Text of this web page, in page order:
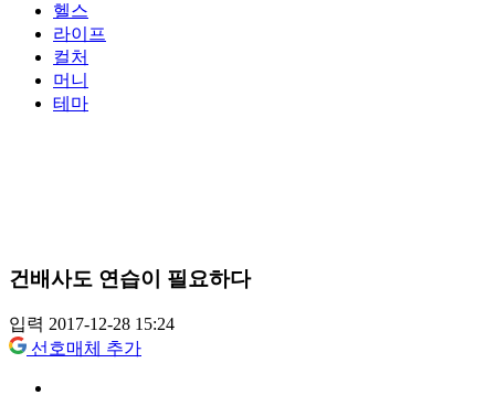
헬스
라이프
컬처
머니
테마
건배사도 연습이 필요하다
입력 2017-12-28 15:24
선호매체 추가